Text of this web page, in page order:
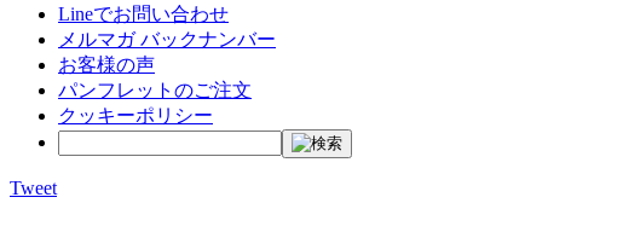
Lineでお問い合わせ
メルマガ バックナンバー
お客様の声
パンフレットのご注文
クッキーポリシー
Tweet